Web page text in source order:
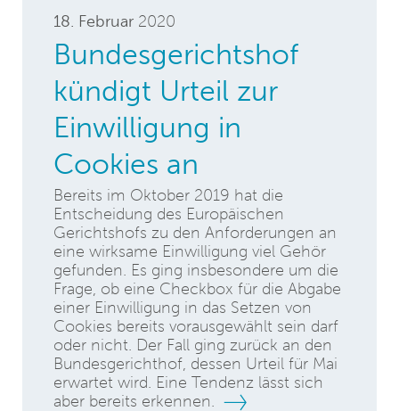
18. Februar 2020
Bundesgerichtshof
kündigt Urteil zur
Einwilligung in
Cookies an
Bereits im Oktober 2019 hat die
Entscheidung des Europäischen
Gerichtshofs zu den Anforderungen an
eine wirksame Einwilligung viel Gehör
gefunden. Es ging insbesondere um die
Frage, ob eine Checkbox für die Abgabe
einer Einwilligung in das Setzen von
Cookies bereits vorausgewählt sein darf
oder nicht. Der Fall ging zurück an den
Bundesgerichthof, dessen Urteil für Mai
erwartet wird. Eine Tendenz lässt sich
aber bereits erkennen.